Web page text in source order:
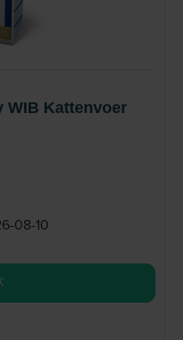
WIB Kattenvoer
08-10